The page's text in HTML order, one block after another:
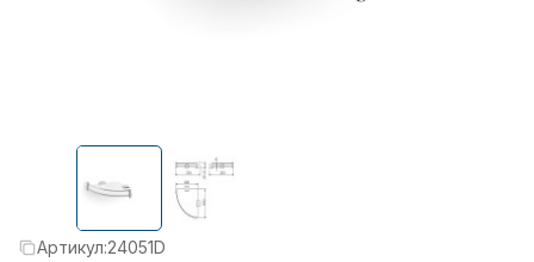
Артикул:24051D